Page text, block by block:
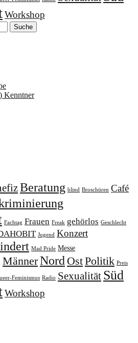
Workshop
Kenntner
Beratung blind Broschüren Café
Fachtag Frauen Freak gehörlos Geschlecht
Jugend Konzert
Mad Pride Messe
MännerNord OstPolitik Preis
Feminismus Radio Sexualität Süd
Workshop